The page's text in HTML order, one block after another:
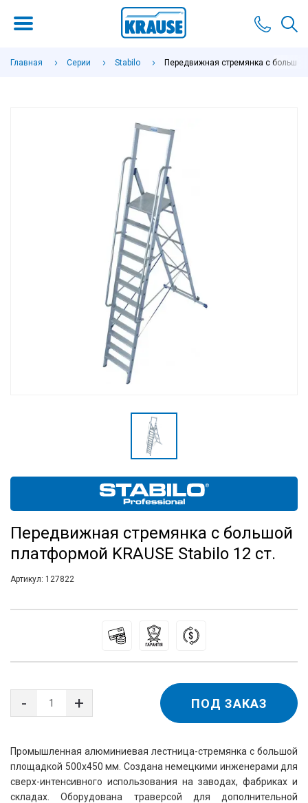
Главная Серии Stabilo Передвижная стремянка с большой
Передвижная стремянка с большой
платформой KRAUSE Stabilo 12 ст.
Артикул: 127822
Промышленная алюминиевая лестница-стремянка с большой
площадкой 500х450 мм. Создана немецкими инженерами для
сверх-интенсивного использования на заводах, фабриках и
складах. Оборудована траверсой для дополнительной
ПОД ЗАКАЗ